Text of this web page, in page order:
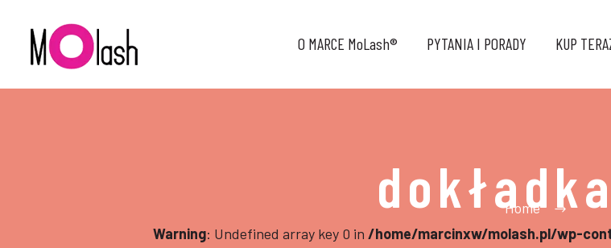
O MARCE MoLash® PYTANIA I PORADY KUP
Home
Warning: Undefined array key 0 in /home/marcinxw/molash.pl/wp-